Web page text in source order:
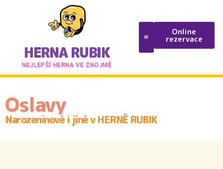
HERNA RUBIK
NEJLEPŠÍ HERNA VE ZNOJMĚ
Online
rezervace
Oslavy
Narozeninové i jiné v HERNĚ RUBIK